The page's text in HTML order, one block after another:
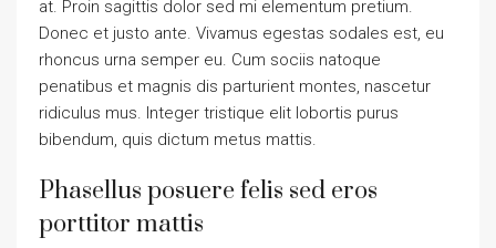
at. Proin sagittis dolor sed mi elementum pretium.
Donec et justo ante. Vivamus egestas sodales est, eu
rhoncus urna semper eu. Cum sociis natoque
penatibus et magnis dis parturient montes, nascetur
ridiculus mus. Integer tristique elit lobortis purus
bibendum, quis dictum metus mattis.
Phasellus posuere felis sed eros
porttitor mattis